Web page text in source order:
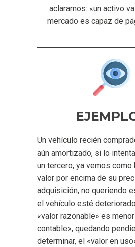
aclararnos: «un activo
mercado es capaz de
Un vehículo recién
aún amortizado, si lo
un tercero, ya vemos como
valor por encima de su
adquisición, no queriendo
el vehículo esté
«valor razonable» es
contable», quedando
determinar, el «valor en